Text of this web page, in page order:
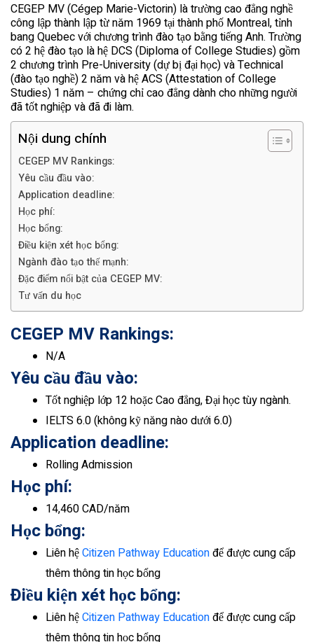
CEGEP MV (Cégep Marie-Victorin) là trường cao đẳng nghề
công lập thành lập từ năm 1969 tại thành phố Montreal, tỉnh
bang Quebec với chương trình đào tạo bằng tiếng Anh. Trường
có 2 hệ đào tạo là hệ DCS (Diploma of College Studies) gồm
2 chương trình Pre-University (dự bị đại học) và Technical
(đào tạo nghề) 2 năm và hệ ACS (Attestation of College
Studies) 1 năm – chứng chỉ cao đẳng dành cho những người
đã tốt nghiệp và đã đi làm.
Nội dung chính
CEGEP MV Rankings:
Yêu cầu đầu vào:
Application deadline:
Học phí:
Học bổng:
Điều kiện xét học bổng:
Ngành đào tạo thế mạnh:
Đặc điểm nổi bật của CEGEP MV:
Tư vấn du học
CEGEP MV Rankings:
N/A
Yêu cầu đầu vào:
Tốt nghiệp lớp 12 hoặc Cao đẳng, Đại học tùy ngành.
IELTS 6.0 (không kỹ năng nào dưới 6.0)
Application deadline:
Rolling Admission
Học phí:
14,460 CAD/năm
Học bổng:
Liên hệCitizen Pathway Educationđể được cung cấp
thêm thông tin học bổng
Điều kiện xét học bổng:
Liên hệCitizen Pathway Educationđể được cung cấp
thêm thông tin học bổng